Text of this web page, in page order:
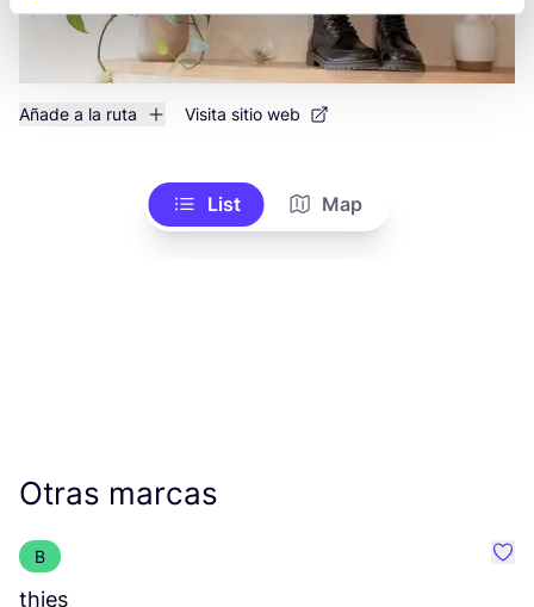
Añade a la ruta Visita sitio web
List Map
Otras marcas
B
thies